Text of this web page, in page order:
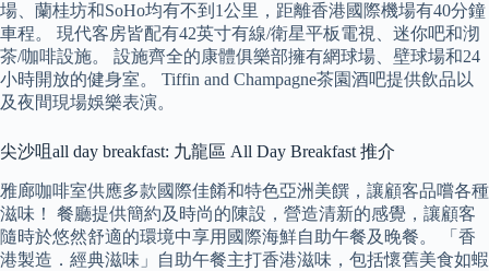
場、蘭桂坊和SoHo均有不到1公里，距離香港國際機場有40分鐘
車程。 現代客房皆配有42英寸有線/衛星平板電視、迷你吧和沏
茶/咖啡設施。 設施齊全的康體俱樂部擁有網球場、壁球場和24
小時開放的健身室。 Tiffin and Champagne茶園酒吧提供飲品以
及夜間現場娛樂表演。
尖沙咀all day breakfast: 九龍區 All Day Breakfast 推介
雅廊咖啡室供應多款國際佳餚和特色亞洲美饌，讓顧客品嚐各種
滋味！ 餐廳提供簡約及時尚的陳設，營造清新的感覺，讓顧客
隨時於悠然舒適的環境中享用國際海鮮自助午餐及晚餐。 「香
港製造．經典滋味」自助午餐主打香港滋味，包括懷舊美食如蝦